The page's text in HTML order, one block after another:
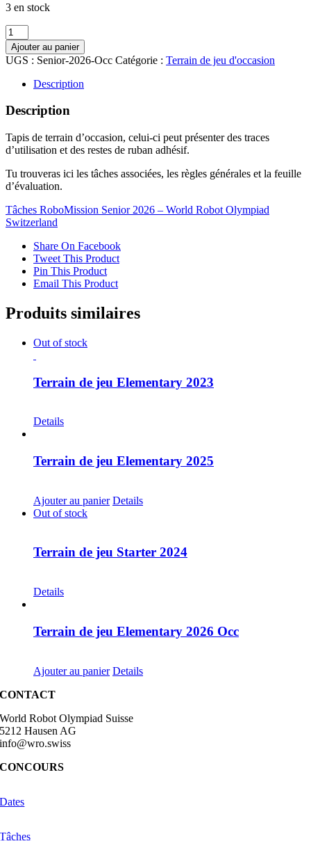
3 en stock
quantité
de
Terrain
de
2026
Occ
Ajouter au panier
UGS : Senior-2026-Occ Catégorie : Terrain de jeu d'occasion
Description
Description
Tapis de terrain d’occasion, celui-ci peut présenter des traces
d’utilisation et des restes de ruban adhésif.
Tu trouveras ici les tâches associées, les règles générales et la feuille
d’évaluation.
Tâches RoboMission Senior 2026 – World Robot Olympiad
Switzerland
Share On Facebook
Tweet This Product
Pin This Product
Email This Product
Produits similaires
Out of stock
Terrain de jeu Elementary 2023
Details
Terrain de jeu Elementary 2025
Ajouter au panier Details
Out of stock
Terrain de jeu Starter 2024
Details
Terrain de jeu Elementary 2026 Occ
Ajouter au panier Details
CONTACT
World Robot Olympiad Suisse
5212 Hausen AG
info@wro.swiss
CONCOURS
Dates
Tâches